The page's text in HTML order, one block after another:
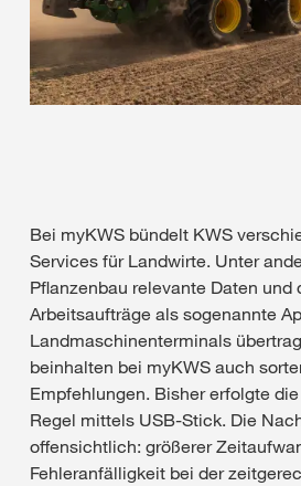
Bei myKWS bündelt KWS
Services für Landwirte. Unter
Pflanzenbau relevante Daten und
Arbeitsaufträge als sogenannte
Landmaschinenterminals
beinhalten bei myKWS auch
Empfehlungen. Bisher erfolgte
Regel mittels USB-Stick. Die
offensichtlich: größerer
Fehleranfälligkeit bei der